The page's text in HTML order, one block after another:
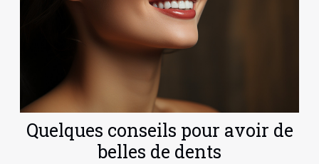
Quelques conseils pour avoir de
belles de dents